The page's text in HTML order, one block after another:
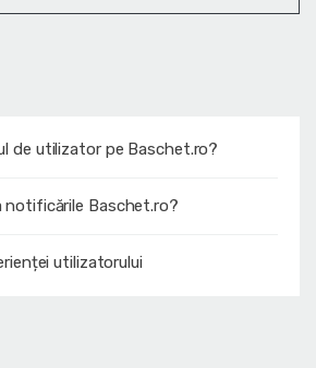
de utilizator pe Baschet.ro?
notificările Baschet.ro?
utilizatorului